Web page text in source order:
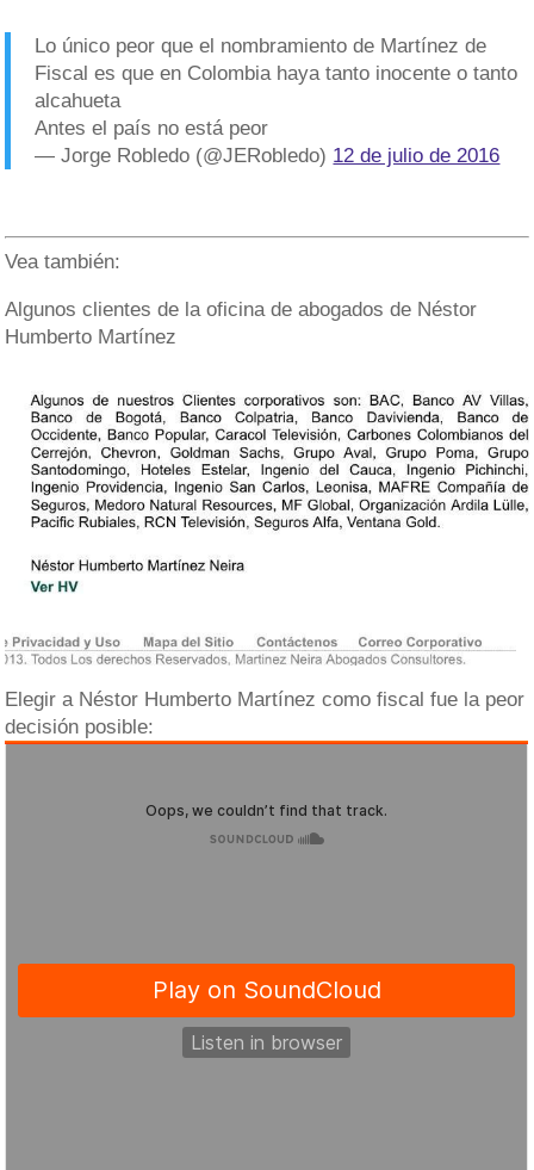
Lo único peor que el nombramiento de Martínez de
Fiscal es que en Colombia haya tanto inocente o tanto
alcahueta
Antes el país no está peor
— Jorge Robledo (@JERobledo) 12 de julio de 2016
Vea también:
Algunos clientes de la oficina de abogados de Néstor
Humberto Martínez
Elegir a Néstor Humberto Martínez como fiscal fue la peor
decisión posible: